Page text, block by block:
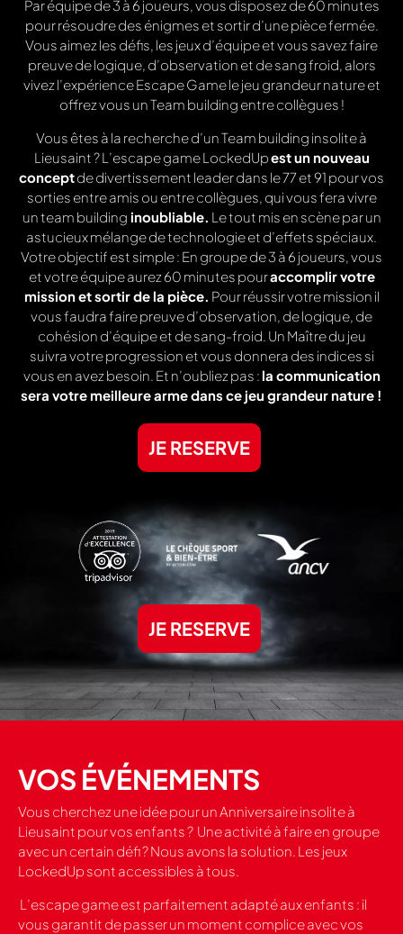
Par équipe de 3 à 6 joueurs, vous disposez de 60 minutes
pour résoudre des énigmes et sortir d’une pièce fermée.
Vous aimez les défis, les jeux d’équipe et vous savez faire
preuve de logique, d’observation et de sang froid, alors
vivez l’expérience Escape Game le jeu grandeur nature et
offrez vous un Team building entre collègues !
Vous êtes à la recherche d’un Team building insolite à
Lieusaint ? L’escape game LockedUpest un nouveau
conceptde divertissement leader dans le 77 et 91 pour vos
sorties entre amis ou entre collègues, qui vous fera vivre
un team building inoubliable. Le tout mis en scène par un
astucieux mélange de technologie et d’effets spéciaux.
Votre objectif est simple : En groupe de 3 à 6 joueurs, vous
et votre équipe aurez 60 minutes pouraccomplir votre
mission et sortir de la pièce. Pour réussir votre mission il
vous faudra faire preuve d’observation, de logique, de
cohésion d’équipe et de sang-froid. Un Maître du jeu
suivra votre progression et vous donnera des indices si
vous en avez besoin. Et n’oubliez pas : la communication
sera votre meilleure arme dans ce jeu grandeur nature !
JE RESERVE
JE RESERVE
VOS ÉVÉNEMENTS
Vous cherchez une idée pour un Anniversaire insolite à
Lieusaint pour vos enfants ? Une activité à faire en groupe
avec un certain défi ? Nous avons la solution. Les jeux
LockedUp sont accessibles à tous.
L’escape game est parfaitement adapté aux enfants : il
vous garantit de passer un moment complice avec vos